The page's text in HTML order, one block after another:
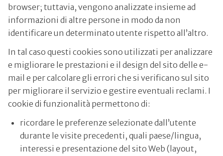
browser; tuttavia, vengono analizzate insieme ad
informazioni di altre persone in modo da non
identificare un determinato utente rispetto all’altro.
In tal caso questi cookies sono utilizzati per analizzare
e migliorare le prestazioni e il design del sito delle e-
mail e per calcolare gli errori che si verificano sul sito
per migliorare il servizio e gestire eventuali reclami. I
cookie di funzionalità permettono di:
ricordare le preferenze selezionate dall’utente
durante le visite precedenti, quali paese/lingua,
interessi e presentazione del sito Web (layout,